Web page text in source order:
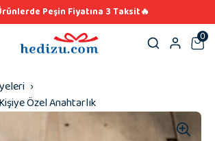
Peşin Fiyatına 3 Taksit🔥
0
Özel Anahtarlık